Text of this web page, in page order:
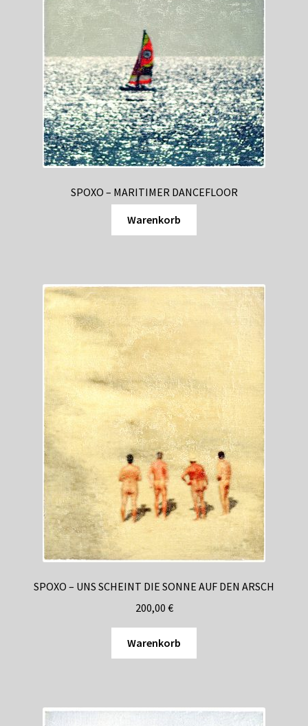
SPOXO – MARITIMER DANCEFLOOR
Warenkorb
SPOXO – UNS SCHEINT DIE SONNE AUF DEN ARSCH
200,00 €
Warenkorb